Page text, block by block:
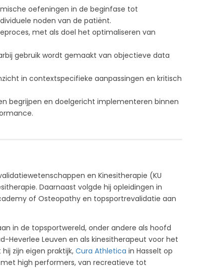
oefeningen in de beginfase tot
noden van de patiënt.
met als doel het optimaliseren van
gebruik wordt gemaakt van objectieve data
in contextspecifieke aanpassingen en kritisch
begrijpen en doelgericht implementeren binnen
en Kinesitherapie (KU
Daarnaast volgde hij opleidingen in
of Osteopathy en topsportrevalidatie aan
in de topsportwereld, onder andere als hoofd
Heverlee Leuven en als kinesitherapeut voor het
zijn eigen praktijk,Cura Athletica in Hasselt op
high performers, van recreatieve tot